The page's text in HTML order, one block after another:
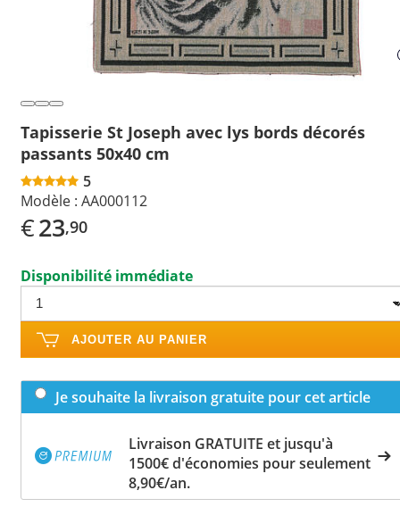
Tapisserie St Joseph avec lys bords décorés
passants 50x40 cm
5
Modèle : AA000112
€23,90
Disponibilité immédiate
AJOUTER AU PANIER
Je souhaite la livraison gratuite pour cet article
Livraison GRATUITE et jusqu'à
1500€ d'économies pour seulement
8,90€/an.